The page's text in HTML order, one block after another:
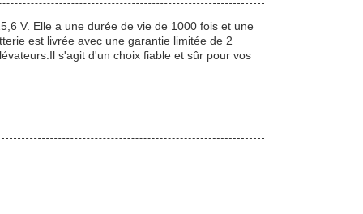
V. Elle a une durée de vie de 1000 fois et une
est livrée avec une garantie limitée de 2
s'agit d'un choix fiable et sûr pour vos